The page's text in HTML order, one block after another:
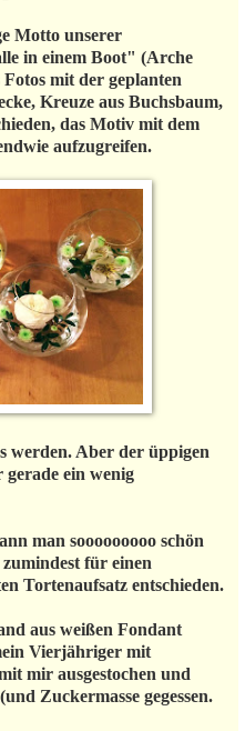
Motto unserer
in einem Boot" (Arche
mit der geplanten
Kreuze aus Buchsbaum,
das Motiv mit dem
aufzugreifen.
werden. Aber der üppigen
ein wenig
man sooooooooo schön
für einen
Tortenaufsatz entschieden.
aus weißen Fondant
Vierjähriger mit
mir ausgestochen und
Zuckermasse gegessen.